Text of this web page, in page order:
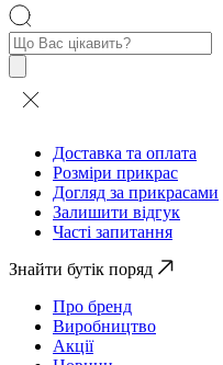
Пошук
товарів
Доставка та оплата
Розміри прикрас
Догляд за прикрасами
Залишити відгук
Часті запитання
Знайти бутік поряд
Про бренд
Виробництво
Акції